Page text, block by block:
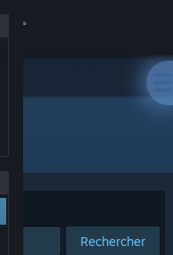
Rechercher